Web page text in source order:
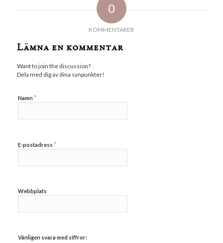
0
KOMMENTARER
Lämna en kommentar
Want to join the discussion?
Dela med dig av dina synpunkter!
Namn *
E-postadress *
Webbplats
Vänligen svara med siffror: